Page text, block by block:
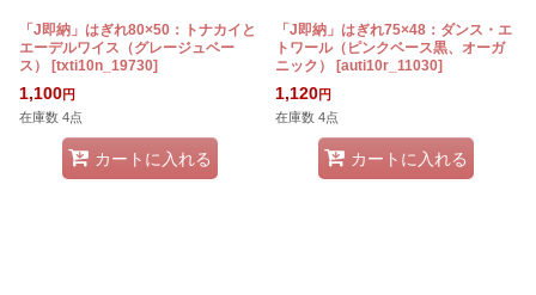
「J即納」はぎれ80×50：トナカイと
エーデルワイス（グレージュベー
ス）
[txti10n_19730]
1,100円
在庫数 4点
カートに入れる
「J即納」はぎれ75×48：ダンス・エ
トワール（ピンクベース黒、オーガ
ニック）
[auti10r_11030]
1,120円
在庫数 4点
カートに入れる